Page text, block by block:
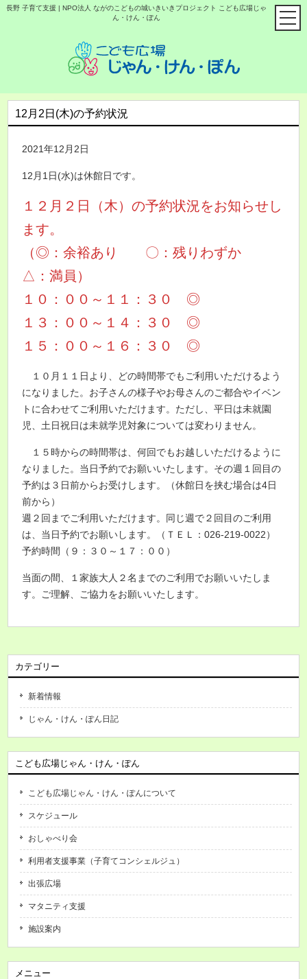
長野 子育て支援 | NPO法人 ながのこどもの城いきいきプロジェクト こども広場じゃ
ん・けん・ぽん
12月2日(木)の予約状況
2021年12月2日
12月1日(水)は休館日です。
１２月２日（木）の予約状況をお知らせし
ます。
（◎：余裕あり 〇：残りわずか
△：満員）
１０：００～１１：３０ ◎
１３：００～１４：３０ ◎
１５：００～１６：３０ ◎
１０月１１日より、どの時間帯でもご利用いただけるよう
になりました。お子さんの様子やお母さんのご都合やイベン
トに合わせてご利用いただけます。ただし、平日は未就園
児、土日祝日は未就学児対象については変わりません。
１５時からの時間帯は、何回でもお越しいただけるように
なりました。当日予約でお願いいたします。その週１回目の
予約は３日前からお受けします。（休館日を挟む場合は4日
前から）
週２回までご利用いただけます。同じ週で２回目のご利用
は、当日予約でお願いします。（ＴＥＬ：026-219-0022）
予約時間（９：３０～１７：００）
当面の間、１家族大人２名までのご利用でお願いいたしま
す。ご理解、ご協力をお願いいたします。
カテゴリー
新着情報
じゃん・けん・ぽん日記
こども広場じゃん・けん・ぽん
こども広場じゃん・けん・ぽんについて
スケジュール
おしゃべり会
利用者支援事業（子育てコンシェルジュ）
出張広場
マタニティ支援
施設案内
メニュー